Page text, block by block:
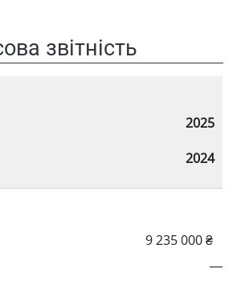
звітність
2025
2024
9 235 000 ₴
—